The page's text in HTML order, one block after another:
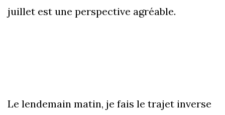
juillet est une perspective agréable.
Le lendemain matin, je fais le trajet inverse